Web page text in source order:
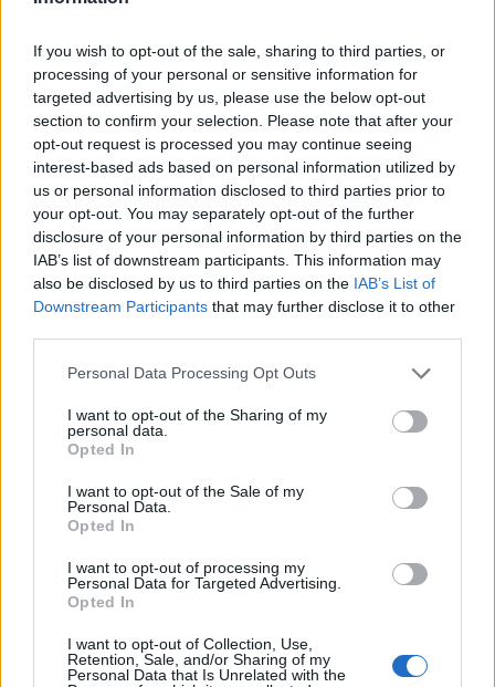
If you wish to opt-out of the sale, sharing to third parties, or
processing of your personal or sensitive information for
targeted advertising by us, please use the below opt-out
section to confirm your selection. Please note that after your
opt-out request is processed you may continue seeing
interest-based ads based on personal information utilized by
us or personal information disclosed to third parties prior to
your opt-out. You may separately opt-out of the further
disclosure of your personal information by third parties on the
IAB’s list of downstream participants. This information may
also be disclosed by us to third parties on the IAB’s List of
Downstream Participants that may further disclose it to other
Personal Data Processing Opt Outs
I want to opt-out of the Sharing of my
personal data.
Opted In
I want to opt-out of the Sale of my
Personal Data.
Opted In
I want to opt-out of processing my
Personal Data for Targeted Advertising.
Opted In
I want to opt-out of Collection, Use,
Retention, Sale, and/or Sharing of my
Personal Data that Is Unrelated with the
γαλλικό» ανέφερε ο Λευτέρης
Πανταζής.
«Έβγαλα 9 εκατομμύρια σε τέσσερις
μήνες και την πούλησα σε μία
κυπριακή εταιρία και πήρα ένα
διαμέρισμα. Έμενα με την μανούλα
μου» σημείωσε ο Λευτέρης Πανταζής.
Δείτε τα βίντεο: